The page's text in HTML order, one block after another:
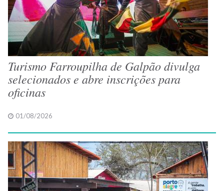
Turismo Farroupilha de Galpão divulga
selecionados e abre inscrições para
oficinas
01/08/2026